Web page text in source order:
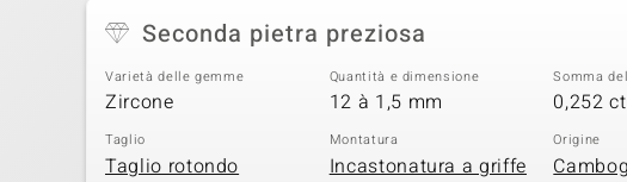
Seconda pietra preziosa
Varietà delle gemme
Zircone
Quantità e dimensione
12 à 1,5 mm
Somma
0,252 ct
Taglio
Taglio rotondo
Montatura
Incastonatura a griffe
Origine